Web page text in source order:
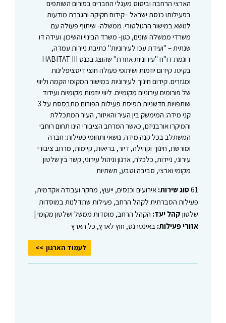
הארצי הרחבה וביסוס מעגלי החברים בפורום השותפים
בפעילותו כנסת ישראל –קידום חקיקה והגברת מודעות
לנושא במישור הרגולטורי. ממשלה- שיתוף פעולה עם
משרדי ממשלה שונים, כגון- משרד הבינוי והשיכון. ועידה דו
שנתית – "ועידת עכו לעירוניות" כתיבת ניירות עמדה,
דוגמת דו"ח "עירוניות אחרת" שהוצג בכנס HABITAT III
בקיטו. קידום יוזמות ושיתופי פעולה חוצי דיסציפלינות
ומגזרים. קידום חינוך לעירוניות במישור המקומי הקמה וליווי
של פורומים עירוניים מקומיים. ליווי יוזמות מקומיות ועידוד
שותפויות חדשניות תפיסת פעילות הפורום מתבססת על 3
קני מידה: המימשק בין העיר והאיזור, העיר המתכללת
והמיקרו אורבניזם, כאשר המרחב הציבורי הינו תחום רוחבי
המשתלב בכל קנה מידה. נושאי ותחומי פעילות: חברה
ומורשת, חינוך וקהילה, דיור, בריאות, קיימות, מרחב ציבורי
עירוני, ניידות, כלכלה, ארגון וניהול עירוני, קשר בין שלטון
מקומי וארצי, סביבה וטבע, תשתיות
61סוג שירות: אירועים וכנסים, ייעוץ, מחקר ועבודה אקדמית,
פעילות הסברתית לקהל הרחב, פעילות שתדלנות במוסדות
שלטון קהל יעד: הקהל הרחב, מוסדות ממשל ושלטון מקומי |
אזורי פעילות: באינטרנט, חוץ לארץ, כל הארץ
לעמוד הארגון